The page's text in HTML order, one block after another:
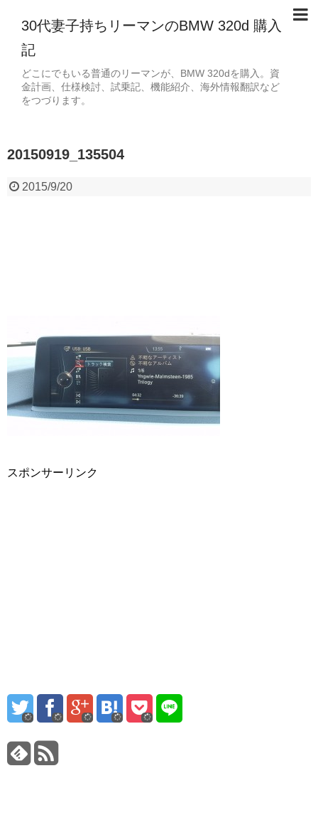
30代妻子持ちリーマンのBMW 320d 購入
記
どこにでもいる普通のリーマンが、BMW 320dを購入。資
金計画、仕様検討、試乗記、機能紹介、海外情報翻訳など
をつづります。
20150919_135504
2015/9/20
スポンサーリンク